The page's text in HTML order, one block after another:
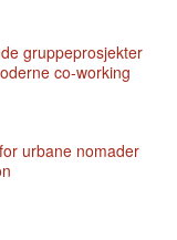
gruppeprosjekter
co-working
urbane nomader